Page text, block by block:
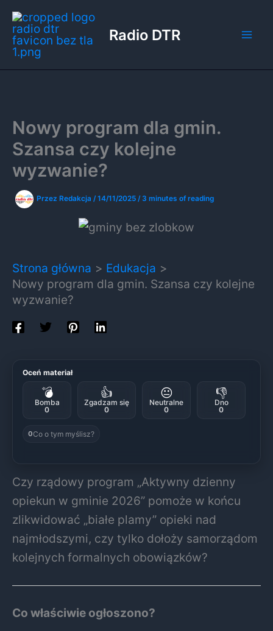
Przejdź
do
treści
Radio DTR
Nowy program dla gmin.
Szansa czy kolejne
wyzwanie?
Przez Redakcja /14/11/2025 / 3 minutes of reading
Strona główna
Edukacja
Nowy program dla gmin. Szansa czy kolejne
wyzwanie?
Oceń materiał
💣
Bomba
0
👍
Zgadzam się
0
😐
Neutralne
0
👎
Dno
0
0Co o tym myślisz?
Czy rządowy program „Aktywny dzienny
opiekun w gminie 2026” pomoże w końcu
zlikwidować „białe plamy” opieki nad
najmłodszymi, czy tylko dołoży samorządom
kolejnych formalnych obowiązków?
Co właściwie ogłoszono?